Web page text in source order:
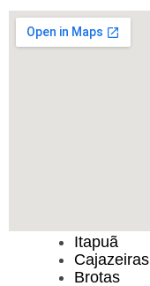
Itapuã
Cajazeiras
Brotas